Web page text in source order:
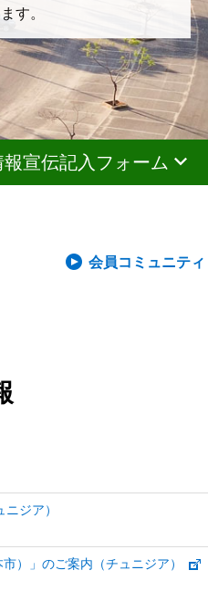
す。
報宣伝記入フォーム
会員コミュニティ
ジア）
）」のご案内（チュニジア）